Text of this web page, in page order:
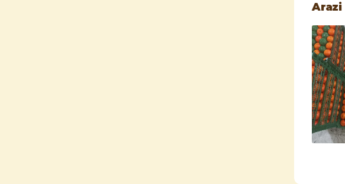
Arazi